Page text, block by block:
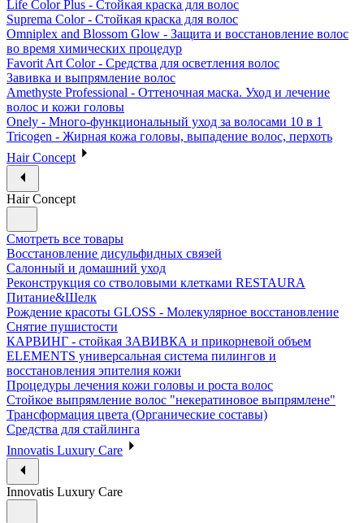
Life Color Plus - Стойкая краска для волос
Suprema Color - Стойкая краска для волос
Omniplex and Blossom Glow - Защита и восстановление волос
во время химических процедур
Favorit Art Color - Средства для осветления волос
Завивка и выпрямление волос
Amethyste Professional - Оттеночная маска. Уход и лечение
волос и кожи головы
Onely - Много-функциональный уход за волосами 10 в 1
Tricogen - Жирная кожа головы, выпадение волос, перхоть
Hair Concept
Hair Concept
Смотреть все товары
Восстановление дисульфидных связей
Салонный и домашний уход
Реконструкция со стволовыми клетками RESTAURA
Питание&Шелк
Рождение красоты GLOSS - Молекулярное восстановление
Снятие пушистости
КАРВИНГ - стойкая ЗАВИВКА и прикорневой объем
ELEMENTS универсальная система пилингов и
восстановления эпителия кожи
Процедуры лечения кожи головы и роста волос
Стойкое выпрямление волос "некератиновое выпрямлене"
Трансформация цвета (Органические составы)
Средства для стайлинга
Innovatis Luxury Care
Innovatis Luxury Care